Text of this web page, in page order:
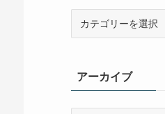
ーアーカイブ